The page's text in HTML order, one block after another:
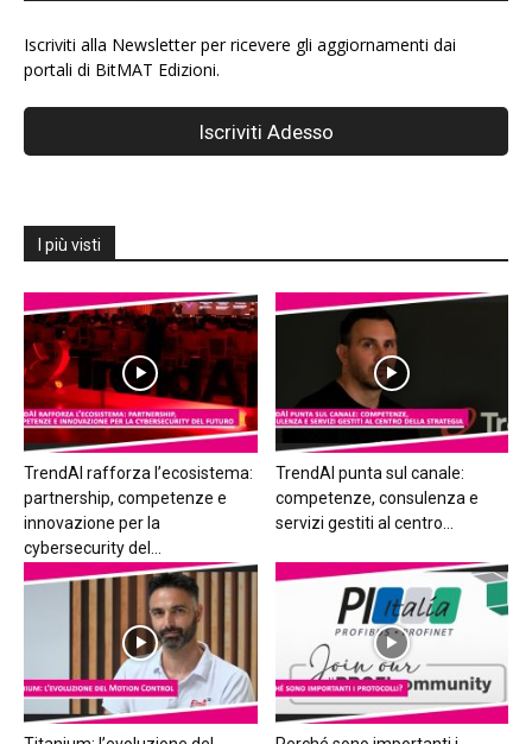
Iscriviti alla Newsletter per ricevere gli aggiornamenti dai
portali di BitMAT Edizioni.
I più visti
TrendAI rafforza l’ecosistema:
partnership, competenze e
innovazione per la
cybersecurity del...
TrendAI punta sul canale:
competenze, consulenza e
servizi gestiti al centro...